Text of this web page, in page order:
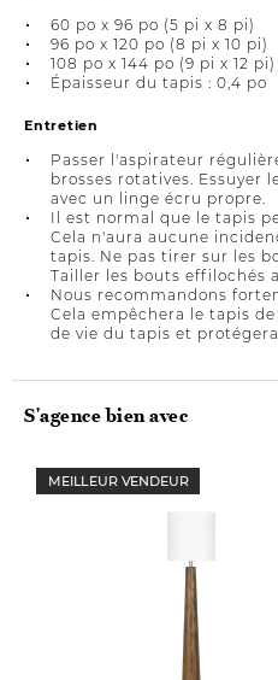
60 po x 96 po (5 pi x 8 pi)
96 po x 120 po (8 pi x 10 pi)
108 po x 144 po (9 pi x 12 pi)
Épaisseur du tapis : 0,4 po
Entretien
Passer l'aspirateur
brosses rotatives. Essuyer
avec un linge écru propre.
Il est normal que le tapis
Cela n'aura aucune
tapis. Ne pas tirer sur les
Tailler les bouts effilochés
Nous recommandons
Cela empêchera le tapis
de vie du tapis et
S'agence bien avec
MEILLEUR VENDEUR